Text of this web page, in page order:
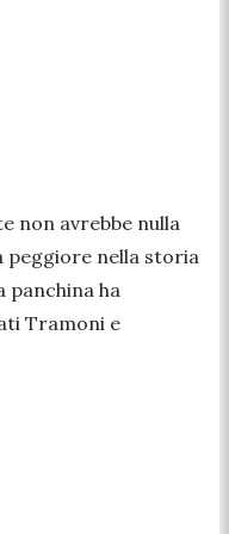
non avrebbe nulla
peggiore nella storia
panchina ha
Tramoni e